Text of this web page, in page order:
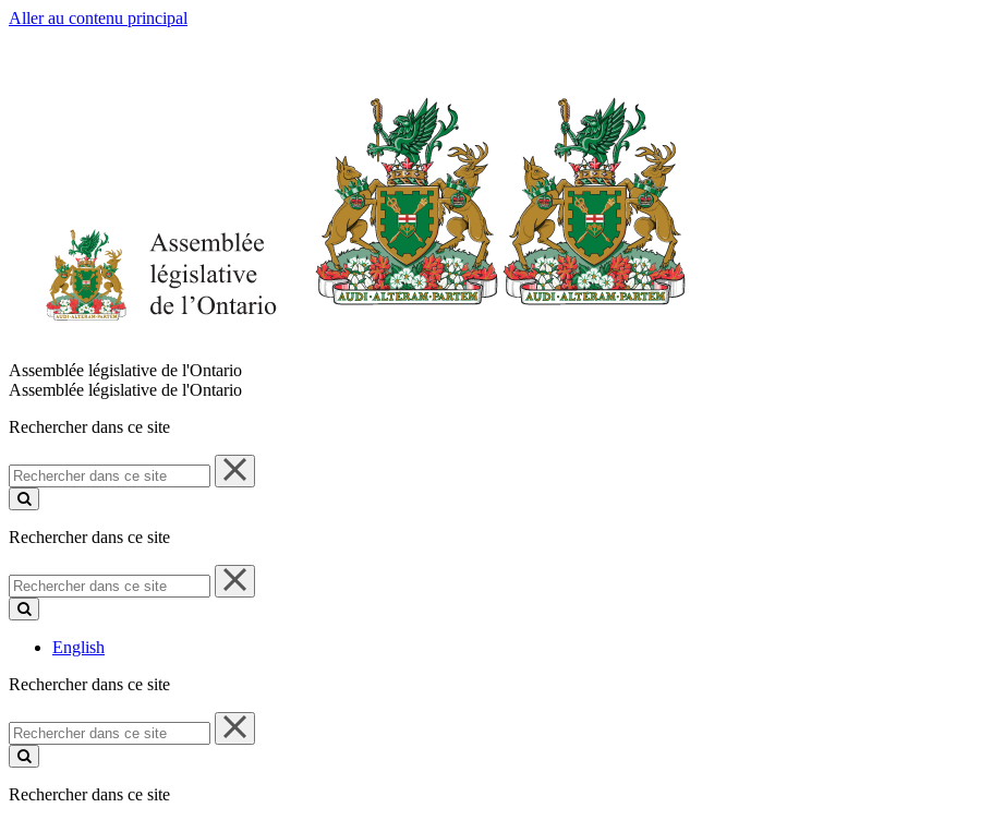
Aller au contenu principal
Assemblée législative de l'Ontario
Assemblée législative de l'Ontario
Rechercher dans ce site
Rechercher
dans
ce
Rechercher dans ce site
Rechercher
dans
ce
English
Rechercher dans ce site
Rechercher
dans
ce
Rechercher dans ce site